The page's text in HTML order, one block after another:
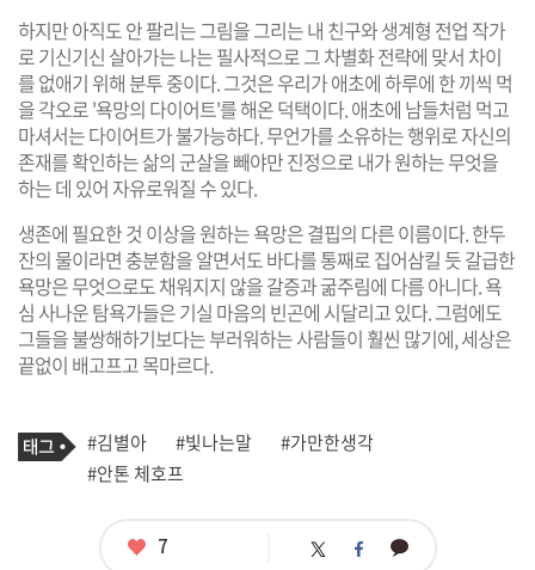
하지만 아직도 안 팔리는 그림을 그리는 내 친구와 생계형 전업 작가
로 기신기신 살아가는 나는 필사적으로 그 차별화 전략에 맞서 차이
를 없애기 위해 분투 중이다. 그것은 우리가 애초에 하루에 한 끼씩 먹
을 각오로 '욕망의 다이어트'를 해온 덕택이다. 애초에 남들처럼 먹고
마셔서는 다이어트가 불가능하다. 무언가를 소유하는 행위로 자신의
존재를 확인하는 삶의 군살을 빼야만 진정으로 내가 원하는 무엇을
하는 데 있어 자유로워질 수 있다.
생존에 필요한 것 이상을 원하는 욕망은 결핍의 다른 이름이다. 한두
잔의 물이라면 충분함을 알면서도 바다를 통째로 집어삼킬 듯 갈급한
욕망은 무엇으로도 채워지지 않을 갈증과 굶주림에 다름 아니다. 욕
심 사나운 탐욕가들은 기실 마음의 빈곤에 시달리고 있다. 그럼에도
그들을 불쌍해하기보다는 부러워하는 사람들이 훨씬 많기에, 세상은
끝없이 배고프고 목마르다.
기
사
관
련
태
그
#김별아 #빛나는말
#가만한생각
#안톤 체호프
좋
7 트 페 카